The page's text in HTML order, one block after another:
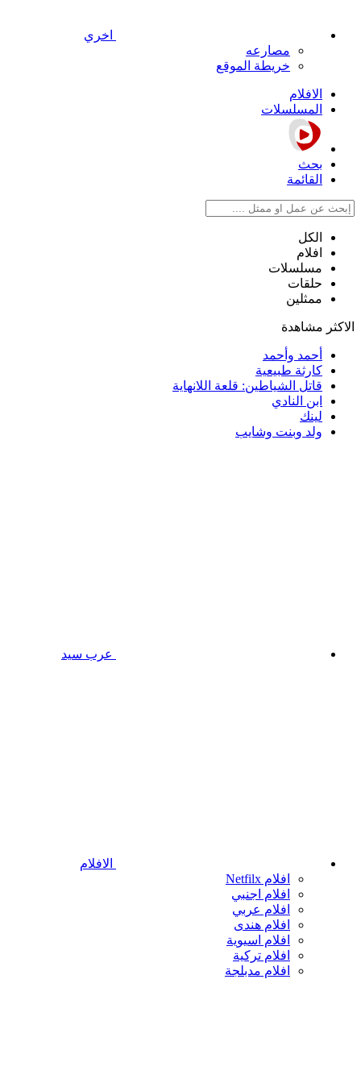
اخري
مصارعه
خريطة الموقع
الافلام
المسلسلات
بحث
القائمة
الكل
افلام
مسلسلات
حلقات
ممثلين
الاكثر مشاهدة
أحمد وأحمد
كارثة طبيعية
قاتل الشياطين: قلعة اللانهاية
ابن النادي
لينك
ولد وبنت وشايب
عرب سيد
الافلام
افلام Netfilx
افلام اجنبي
افلام عربي
افلام هندى
افلام اسيوية
افلام تركية
افلام مدبلجة